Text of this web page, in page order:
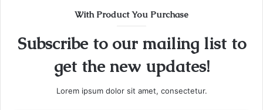
With Product You Purchase
Subscribe to our mailing list to
get the new updates!
Lorem ipsum dolor sit amet, consectetur.